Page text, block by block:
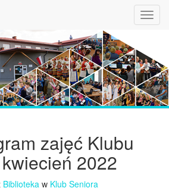
zajęć Klubu
2022
Biblioteka w Klub Seniora